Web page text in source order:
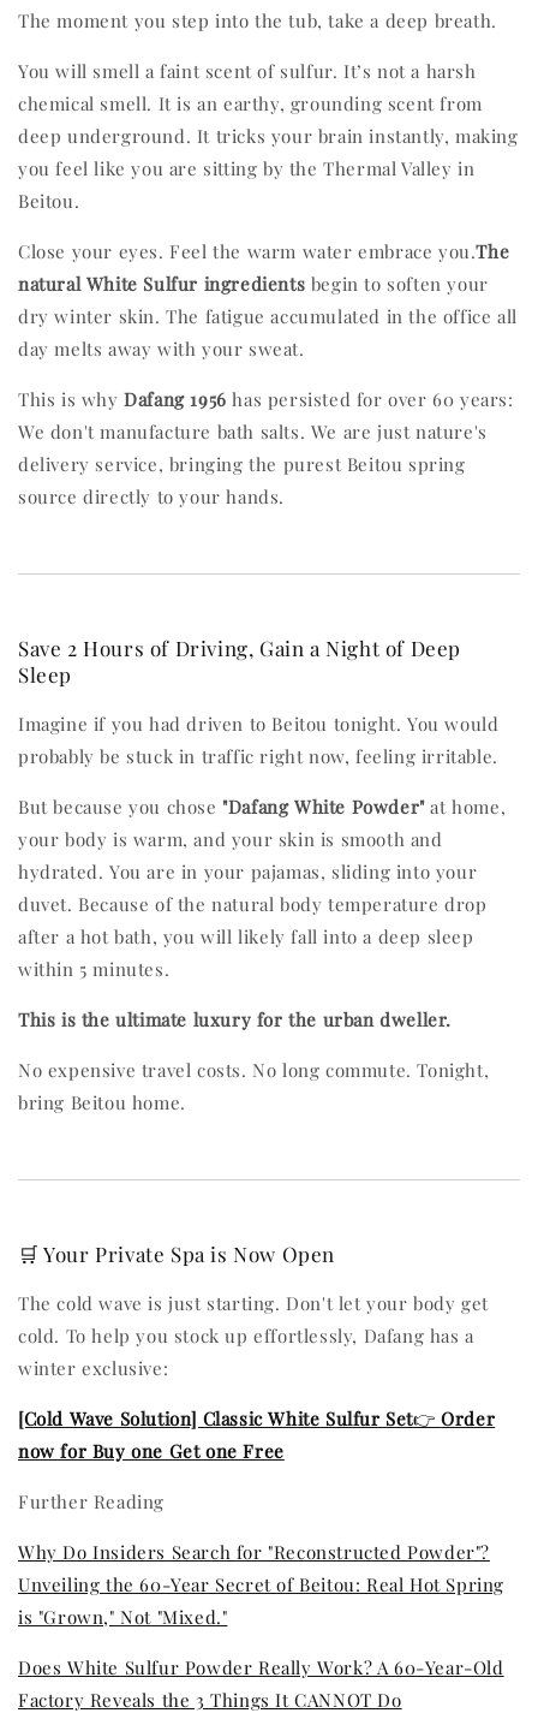
The moment you step into the tub, take a deep breath.
You will smell a faint scent of sulfur. It’s not a harsh
chemical smell. It is an earthy, grounding scent from
deep underground. It tricks your brain instantly, making
you feel like you are sitting by the Thermal Valley in
Beitou.
Close your eyes. Feel the warm water embrace you.The
natural White Sulfur ingredients begin to soften your
dry winter skin. The fatigue accumulated in the office all
day melts away with your sweat.
This is whyDafang 1956 has persisted for over 60 years:
We don't manufacture bath salts. We are just nature's
delivery service, bringing the purest Beitou spring
source directly to your hands.
Save 2 Hours of Driving, Gain a Night of Deep
Sleep
Imagine if you had driven to Beitou tonight. You would
probably be stuck in traffic right now, feeling irritable.
But because you chose "Dafang White Powder"at home,
your body is warm, and your skin is smooth and
hydrated. You are in your pajamas, sliding into your
duvet. Because of the natural body temperature drop
after a hot bath, you will likely fall into a deep sleep
within 5 minutes.
This is the ultimate luxury for the urban dweller.
No expensive travel costs. No long commute. Tonight,
bring Beitou home.
🛒 Your Private Spa is Now Open
The cold wave is just starting. Don't let your body get
cold. To help you stock up effortlessly, Dafang has a
winter exclusive:
[Cold Wave Solution] Classic White Sulfur Set👉Order
now for Buy one Get one Free
Further Reading
Why Do Insiders Search for "Reconstructed Powder"?
Unveiling the 60-Year Secret of Beitou: Real Hot Spring
is "Grown," Not "Mixed."
Does White Sulfur Powder Really Work? A 60-Year-Old
Factory Reveals the 3 Things It CANNOT Do